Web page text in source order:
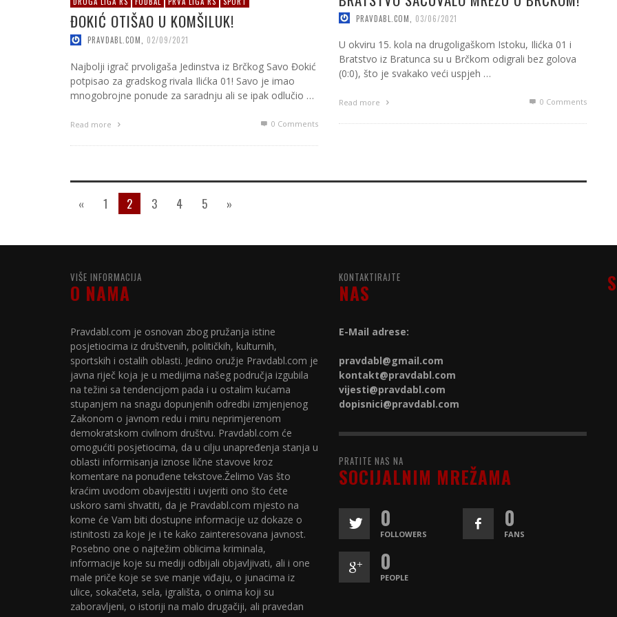
PRAVDABL.COM 03/06/2021
U okviru 15. kola na drugoligaškom Istoku, Ilićka 01 i
Bratstvo iz Bratunca su u Brčkom odigrali bez golova
(0:0), što je svakako veći uspjeh …
Read more 0 Comments
ĐOKIĆ OTIŠAO U KOMŠILUK!
PRAVDABL.COM 02/09/2021
Najbolji igrač prvoligaša Jedinstva iz Brčkog Savo Đokić
potpisao za gradskog rivala Ilićka 01! Savo je imao
mnogobrojne ponude za saradnju ali se ipak odlučio …
Read more 0 Comments
« 1 2 3 4 5 »
VIŠE INFORMACIJA
O NAMA
Pravdabl.com je osnovan zbog pružanja istine
posjetiocima iz društvenih, političkih, kulturnih,
sportskih i ostalih oblasti. Jedino oružje Pravdabl.com je
javna riječ koja je u medijima našeg područja izgubila
na težini sa tendencijom pada i u ostalim kućama
stupanjem na snagu dopunjenih odredbi izmjenjenog
Zakonom o javnom redu i miru neprimjerenom
demokratskom civilnom društvu. Pravdabl.com će
omogućiti posjetiocima, da u cilju unapređenja stanja u
oblasti informisanja iznose lične stavove kroz
komentare na ponuđene tekstove.Želimo Vas što
kraćim uvodom obavijestiti i uvjeriti ono što ćete
uskoro sami shvatiti, da je Pravdabl.com mjesto na
kome će Vam biti dostupne informacije uz dokaze o
istinitosti za koje je i te kako zainteresovana javnost.
Posebno one o najtežim oblicima kriminala,
informacije koje su mediji odbijali objavljivati, ali i one
male priče koje se sve manje viđaju, o junacima iz
ulice, sokačeta, sela, igrališta, o onima koji su
zaboravljeni, o istoriji na malo drugačiji, ali pravedan
KONTAKTIRAJTE
NAS
E-Mail adrese:
pravdabl@gmail.com
kontakt@pravdabl.com
vijesti@pravdabl.com
dopisnici@pravdabl.com
PRATITE NAS NA
SOCIJALNIM MREŽAMA
0
FOLLOWERS
0
FANS
0
PEOPLE